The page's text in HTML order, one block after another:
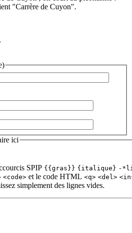
"Carrère de Cuyon".
ici
SPIP {{gras}} {italique} -
<code> et le code HTML <q> <del>
simplement des lignes vides.